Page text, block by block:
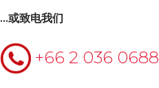
...或致电我们
+66 2 036 0688